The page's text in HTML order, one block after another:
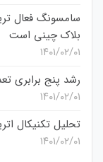
سامسونگ فعال‌
بلاک چینی است
۱۴۰۱/۰۲/۰۱
رشد پنج برابری
۱۴۰۱/۰۲/۰۱
تحلیل تکنیکال اتریوم؛
۱۴۰۱/۰۲/۰۱